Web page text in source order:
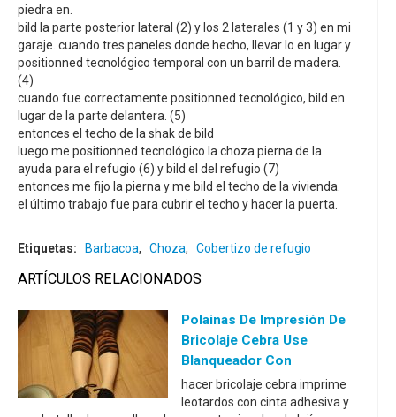
piedra en.
bild la parte posterior lateral (2) y los 2 laterales (1 y 3) en mi
garaje. cuando tres paneles donde hecho, llevar lo en lugar y
positionned tecnológico temporal con un barril de madera.
(4)
cuando fue correctamente positionned tecnológico, bild en
lugar de la parte delantera. (5)
entonces el techo de la shak de bild
luego me positionned tecnológico la choza pierna de la
ayuda para el refugio (6) y bild el del refugio (7)
entonces me fijo la pierna y me bild el techo de la vivienda.
el último trabajo fue para cubrir el techo y hacer la puerta.
Etiquetas: Barbacoa, Choza, Cobertizo de refugio
ARTÍCULOS RELACIONADOS
Polainas De Impresión De
Bricolaje Cebra Use
Blanqueador Con
hacer bricolaje cebra imprime
leotardos con cinta adhesiva y